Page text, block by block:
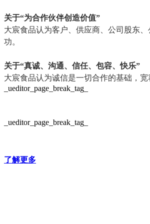
关于“为合作伙伴创造价值”
大宸食品认为客户、供应商、公司股东
功。
关于“真诚、沟通、信任、包容、快乐”
大宸食品认为诚信是一切合作的基础，
_ueditor_page_break_tag_
_ueditor_page_break_tag_
了解更多